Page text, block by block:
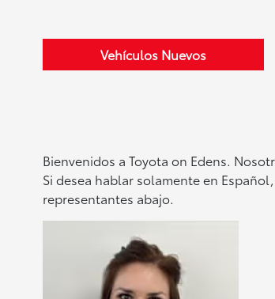
Vehículos Nuevos
Bienvenidos a Toyota on Edens.
Si desea hablar solamente en
representantes abajo.